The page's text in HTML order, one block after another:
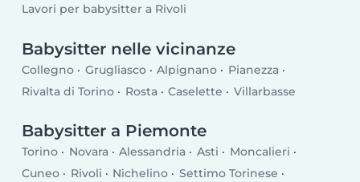
Lavori per babysitter a Rivoli
Babysitter nelle vicinanze
Collegno Grugliasco Alpignano
Pianezza
Rivalta di Torino
Rosta Caselette Villarbasse
Babysitter a Piemonte
Torino Novara Alessandria Asti
Moncalieri
Cuneo
Rivoli Nichelino
Settimo Torinese